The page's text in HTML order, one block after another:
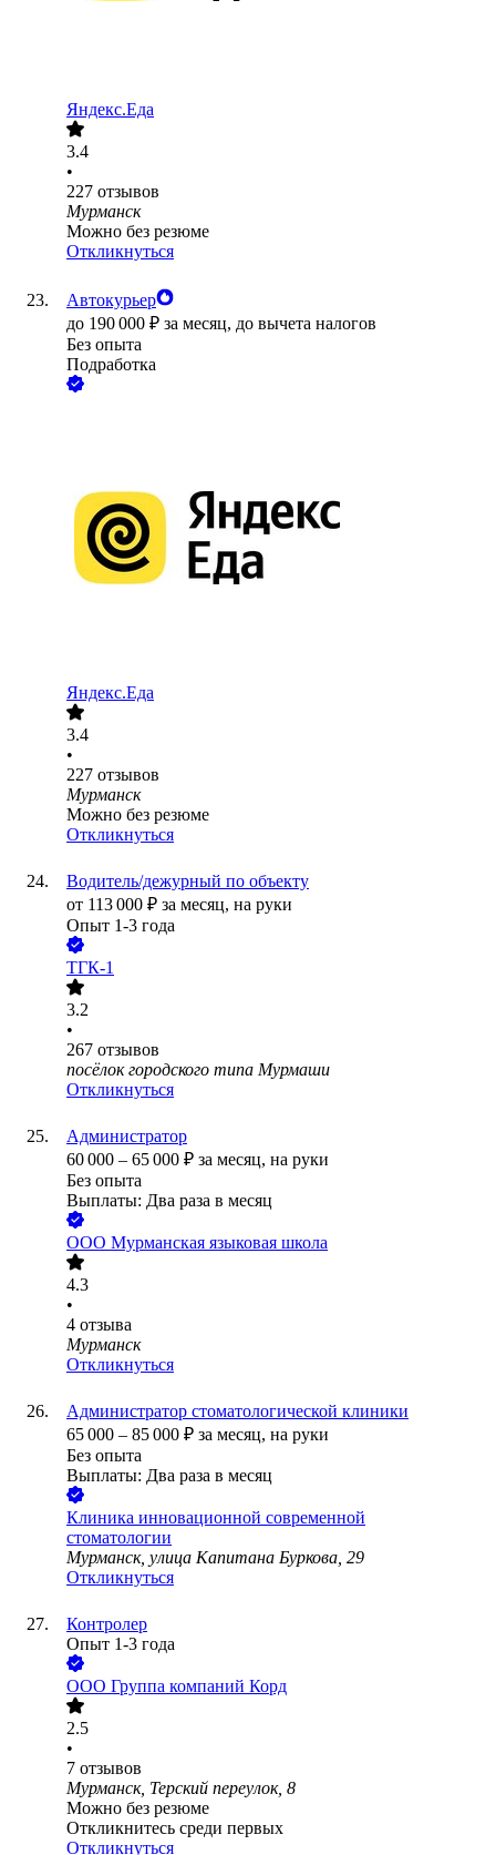
Яндекс.Еда
3.4
•
227 отзывов
Мурманск
Можно без резюме
Откликнуться
Автокурьер
до 190 000 ₽ за месяц, до вычета налогов
Без опыта
Подработка
Яндекс.Еда
3.4
•
227 отзывов
Мурманск
Можно без резюме
Откликнуться
Водитель/дежурный по объекту
от 113 000 ₽ за месяц, на руки
Опыт 1-3 года
ТГК-1
3.2
•
267 отзывов
посёлок городского типа Мурмаши
Откликнуться
Администратор
60 000 – 65 000 ₽ за месяц, на руки
Без опыта
Выплаты: Два раза в месяц
ООО Мурманская языковая школа
4.3
•
4 отзыва
Мурманск
Откликнуться
Администратор стоматологической клиники
65 000 – 85 000 ₽ за месяц, на руки
Без опыта
Выплаты: Два раза в месяц
Клиника инновационной современной
стоматологии
Мурманск, улица Капитана Буркова, 29
Откликнуться
Контролер
Опыт 1-3 года
ООО Группа компаний Корд
2.5
•
7 отзывов
Мурманск, Терский переулок, 8
Можно без резюме
Откликнитесь среди первых
Откликнуться